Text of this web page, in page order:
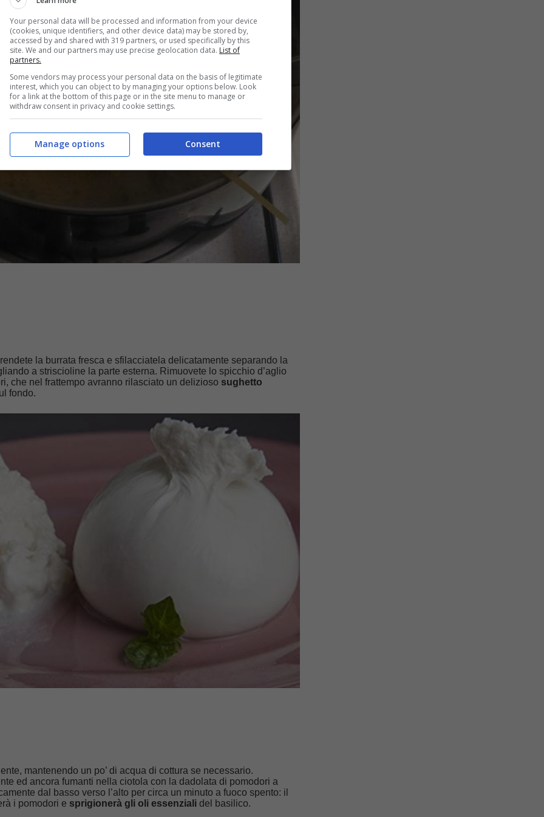
la burrata fresca e sfilacciatela delicatamente separando la
a striscioline la parte esterna. Rimuovete lo spicchio d’aglio
che nel frattempo avranno rilasciato un delizioso sughetto
fondo.
mantenendo un po’ di acqua di cottura se necessario.
ed ancora fumanti nella ciotola con la dadolata di pomodori a
dal basso verso l’alto per circa un minuto a fuoco spento: il
i pomodori e sprigionerà gli oli essenziali del basilico.
Your personal data will be processed and information from your device
(cookies, unique identifiers, and other device data) may be stored by,
accessed by and shared with 319 partners, or used specifically by this
site. We and our partners may use precise geolocation data. List of
partners.
Some vendors may process your personal data on the basis of legitimate
interest, which you can object to by managing your options below. Look
for a link at the bottom of this page or in the site menu to manage or
withdraw consent in privacy and cookie settings.
Consent
Manage options